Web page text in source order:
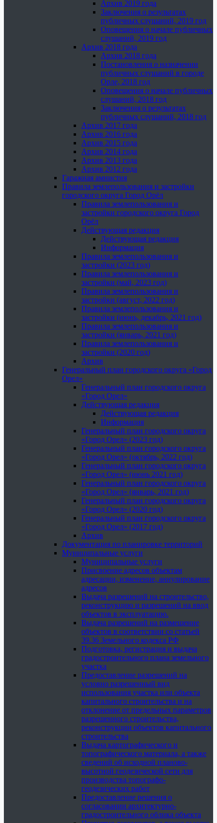
Архив 2019 года
Заключения о результатах
публичных слушаний, 2019 год
Оповещения о начале публичных
слушаний, 2019 год
Архив 2018 года
Архив 2018 года
Постановления о назначении
публичных слушаний в городе
Орле, 2018 год
Оповещения о начале публичных
слушаний, 2018 год
Заключения о результатах
публичных слушаний, 2018 год
Архив 2017 года
Архив 2016 года
Архив 2015 года
Архив 2014 года
Архив 2013 года
Архив 2012 года
Гаражная амнистия
Правила землепользования и застройки
городского округа Город Орёл
Правила землепользования и
застройки городского округа Город
Орёл
Действующая редакция
Действующая редакция
Информация
Правила землепользования и
застройки (2023 год)
Правила землепользования и
застройки (май, 2023 год)
Правила землепользования и
застройки (август, 2022 год)
Правила землепользования и
застройки (июнь, декабрь, 2021 год)
Правила землепользования и
застройки (январь, 2021 год)
Правила землепользования и
застройки (2020 год)
Архив
Генеральный план городского округа «Город
Орел»
Генеральный план городского округа
«Город Орел»
Действующая редакция
Действующая редакция
Информация
Генеральный план городского округа
«Город Орел» (2023 год)
Генеральный план городского округа
«Город Орел» (октябрь, 2022 год)
Генеральный план городского округа
«Город Орел» (июнь 2021 год)
Генеральный план городского округа
«Город Орел» (январь, 2021 год)
Генеральный план городского округа
«Город Орел» (2020 год)
Генеральный план городского округа
«Город Орел» (2017 год)
Архив
Документация по планировке территорий
Муниципальные услуги
Муниципальные услуги
Присвоение адресов объектам
адресации, изменение, аннулирование
адресов
Выдача разрешений на строительство,
реконструкцию и разрешений на ввод
объектов в эксплуатацию.
Выдача разрешений на размещение
объектов в соответствии со статьей
39.36 Земельного кодекса РФ
Подготовка, регистрация и выдача
градостроительного плана земельного
участка
Предоставление разрешений на
условно разрешенный вид
использования участка или объекта
капитального строительства и на
отклонение от предельных параметров
разрешенного строительства,
реконструкции объектов капитального
строительства
Выдача картографического и
топографического материала, а также
сведений об исходной планово-
высотной геодезической сети для
производства топографо-
геодезических работ
Предоставление решения о
согласовании архитектурно-
градостроительного облика объекта